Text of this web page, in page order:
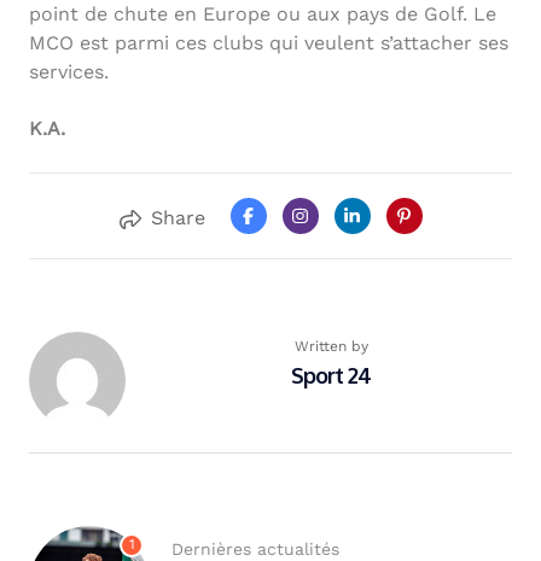
point de chute en Europe ou aux pays de Golf. Le
MCO est parmi ces clubs qui veulent s’attacher ses
services.
K.A.
Share
Written by
Sport 24
1 Dernières actualités